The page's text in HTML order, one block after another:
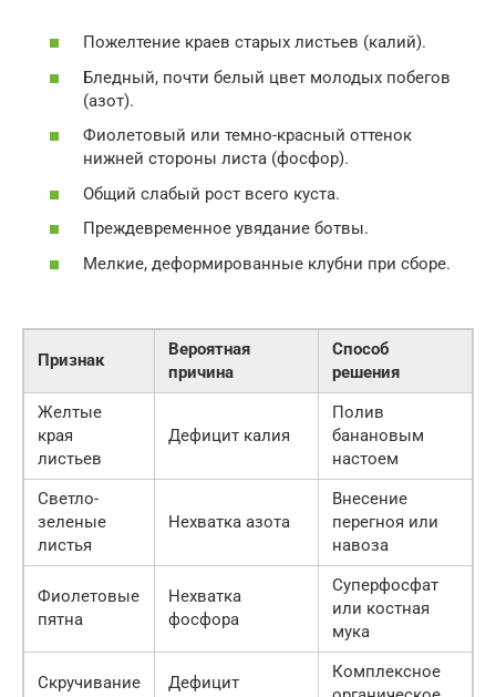
Пожелтение краев старых листьев (калий).
Бледный, почти белый цвет молодых побегов
(азот).
Фиолетовый или темно-красный оттенок
нижней стороны листа (фосфор).
Общий слабый рост всего куста.
Преждевременное увядание ботвы.
Мелкие, деформированные клубни при сборе.
Признак
Вероятная
причина
Способ
решения
Желтые
края
листьев
Дефицит калия
Полив
банановым
настоем
Светло-
зеленые
листья
Нехватка азота
Внесение
перегноя или
навоза
Фиолетовые
пятна
Нехватка
фосфора
Суперфосфат
или костная
мука
Скручивание
Дефицит
Комплексное